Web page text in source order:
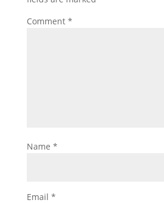
Comment *
Name *
Email *